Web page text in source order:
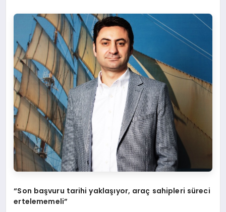
“Son başvuru tarihi yaklaşıyor, araç sahipleri süreci
ertelememeli”